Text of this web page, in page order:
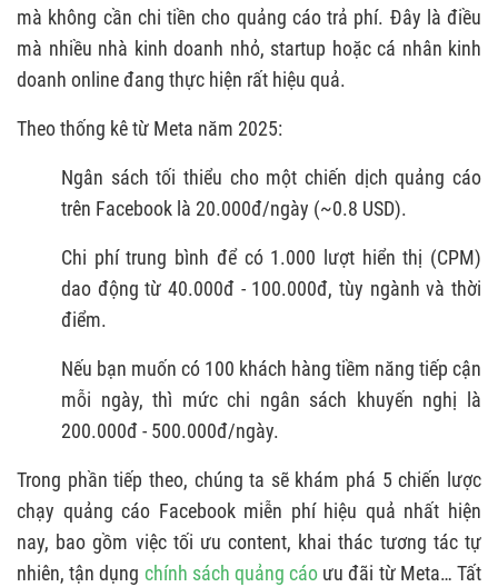
bộ.
3.4. Thường xuyên đo lường và điều chỉnh nội
dung.
3.5. Không lạm dụng công cụ spam hay chiêu
trò.
mà không cần chi tiền cho quảng cáo trả phí. Đây là điều
mà nhiều nhà kinh doanh nhỏ, startup hoặc cá nhân kinh
doanh online đang thực hiện rất hiệu quả.
Theo thống kê từ Meta năm 2025:
Ngân sách tối thiểu cho một chiến dịch quảng cáo
trên Facebook là 20.000đ/ngày (~0.8 USD).
Chi phí trung bình để có 1.000 lượt hiển thị (CPM)
dao động từ 40.000đ - 100.000đ, tùy ngành và thời
điểm.
Nếu bạn muốn có 100 khách hàng tiềm năng tiếp cận
mỗi ngày, thì mức chi ngân sách khuyến nghị là
200.000đ - 500.000đ/ngày.
Trong phần tiếp theo, chúng ta sẽ khám phá 5 chiến lược
chạy quảng cáo Facebook miễn phí hiệu quả nhất hiện
nay, bao gồm việc tối ưu content, khai thác tương tác tự
nhiên, tận dụng chính sách quảng cáo ưu đãi từ Meta… Tất